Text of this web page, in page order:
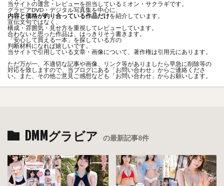
当サイトの運営・レビューを担当しているミオン・サクラギです。
グラビアDVD・デジタル写真集を中心に、
内容と価格が釣り合っている作品だけを紹介しています。
宣伝文句ではなく、
構成・雰囲気・見せ方を重視してレビューしています。
合わないと思った作品は、はっきりそう書きます。
「安心して買える一本」を探している方の
判断材料になれば嬉しいです。
当サイトで引用している文章・画像について、著作権は引用元にあります。
ただ万が一、不適切な記事や画像、リンク等がありましたら早急に削除等の
対応を致しますので、当ブログにある「お問い合わせ 」からご連絡くださ
い。また、その他ご意見ご感想なども「お問い合わせ 」からお願いします。
DMMグラビア の最新記事8件